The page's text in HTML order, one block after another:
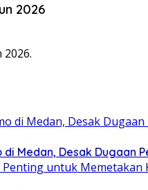
2026
Medan, Desak Dugaan